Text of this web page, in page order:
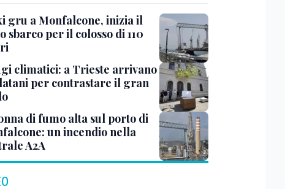
gru a Monfalcone, inizia il
sbarco per il colosso di 110
climatici: a Trieste arrivano
per contrastare il gran
di fumo alta sul porto di
un incendio nella
A2A